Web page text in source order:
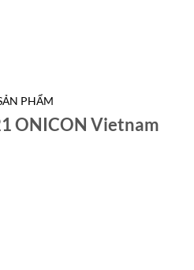
PHẨM
ONICON Vietnam